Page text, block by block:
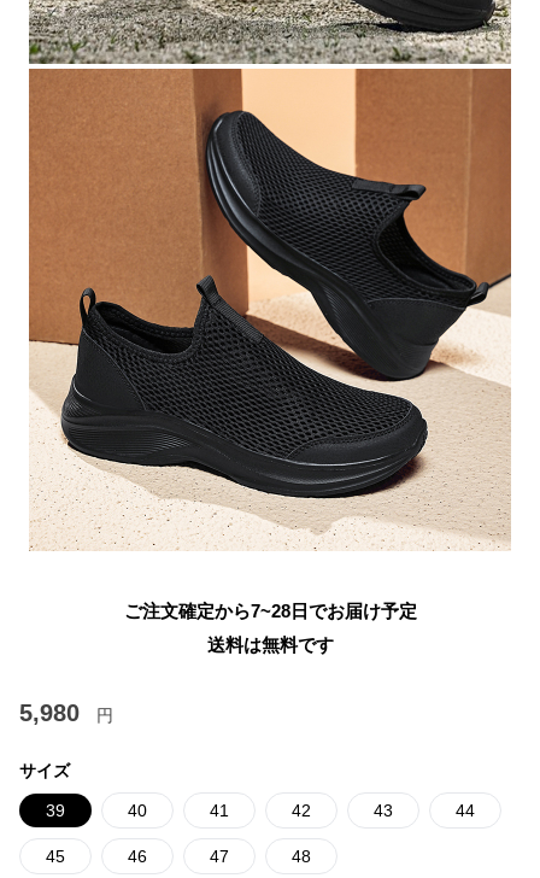
ご注文確定から7~28日でお届け予定
送料は無料です
5,980 円
サイズ
39 40 41 42 43 44
45 46 47 48